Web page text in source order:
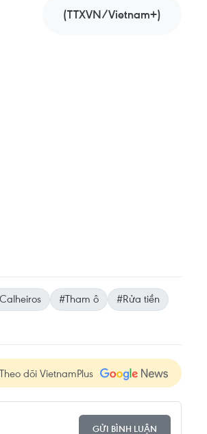
(TTXVN/Vietnam+)
#Tham ô
#Rửa tiền
Theo dõi VietnamPlus
GỬI BÌNH LUẬN